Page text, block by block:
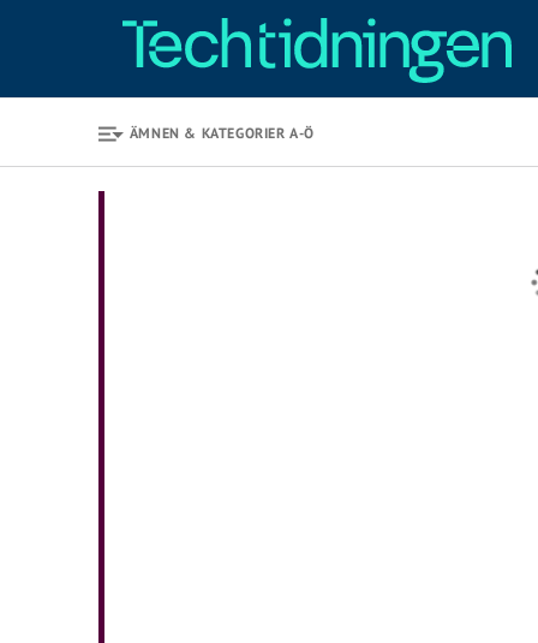
ÄMNEN & KATEGORIER A-Ö